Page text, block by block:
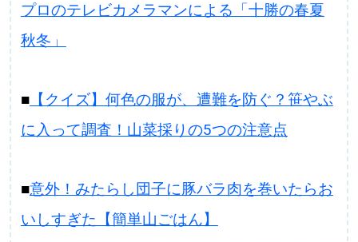
パートナーメディア Sitakkeパートナー
情報提供・お問い合わせ 利用規約
プロのテレビカメラマンによる「十勝の春夏
秋冬」
■【クイズ】何色の服が、遭難を防ぐ？笹やぶ
に入って調査！山菜採りの5つの注意点
■意外！みたらし団子に豚バラ肉を巻いたらお
いしすぎた【簡単山ごはん】